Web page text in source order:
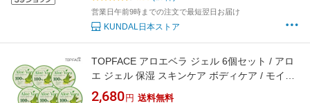
営業日午前9時までの注文で最短翌日お届け
KUNDAL日本ストア
TOPFACE アロエベラ ジェル 6個セット / アロ
エ ジェル 保湿 スキンケア ボディケア / モイス
チャー ゲル / 韓国コスメ 送料無料 (宅急便)
2,680 円 送料無料